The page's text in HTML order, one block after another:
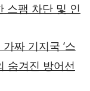
스팸 차단 및 인
짜 기지국 ‘스
숨겨진 방어선